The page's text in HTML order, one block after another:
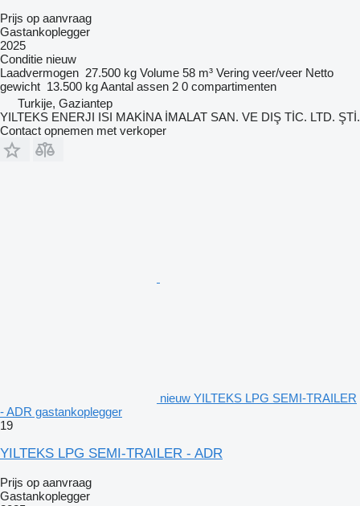
Prijs op aanvraag
Gastankoplegger
2025
Conditie nieuw
Laadvermogen 27.500 kg Volume 58 m³ Vering veer/veer Netto
gewicht 13.500 kgAantal assen 2 0 compartimenten
Turkije, Gaziantep
YILTEKS ENERJI ISI MAKİNA İMALAT SAN. VE DIŞ TİC. LTD. ŞTİ.
Contact opnemen met verkoper
nieuw YILTEKS LPG SEMI-TRAILER
- ADR gastankoplegger
19
YILTEKS LPG SEMI-TRAILER - ADR
Prijs op aanvraag
Gastankoplegger